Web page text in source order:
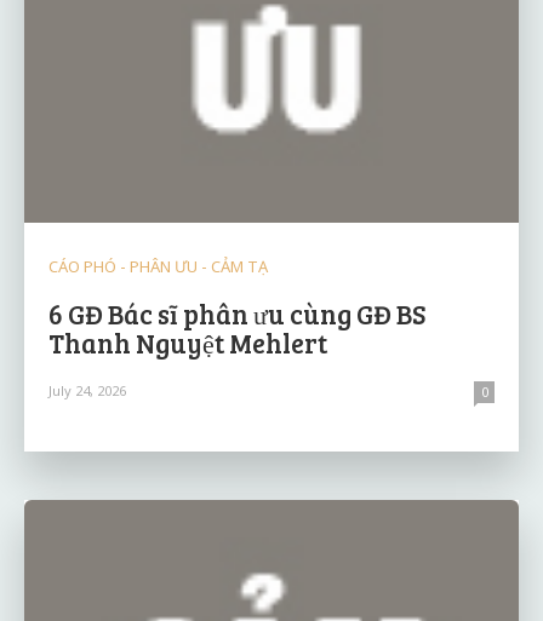
CÁO PHÓ - PHÂN ƯU - CẢM TẠ
6 GĐ Bác sĩ phân ưu cùng GĐ BS
Thanh Nguyệt Mehlert
July 24, 2026 0